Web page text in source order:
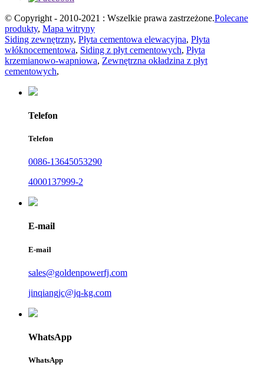
© Copyright - 2010-2021 : Wszelkie prawa zastrzeżone.Polecane
produkty, Mapa witryny
Siding zewnętrzny, Płyta cementowa elewacyjna, Płyta
włóknocementowa, Siding z płyt cementowych, Płyta
krzemianowo-wapniowa, Zewnętrzna okładzina z płyt
cementowych,
Telefon
Telefon
0086-13645053290
4000137999-2
E-mail
E-mail
sales@goldenpowerfj.com
jinqiangjc@jq-kg.com
WhatsApp
WhatsApp